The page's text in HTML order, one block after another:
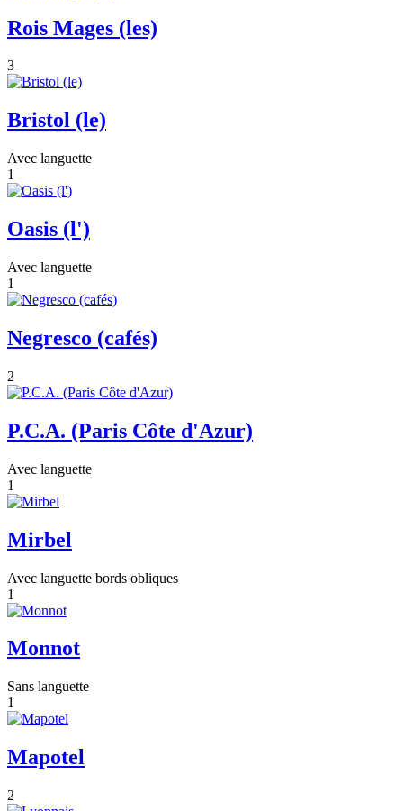
Rois Mages (les)
3
Bristol (le)
Avec languette
1
Oasis (l')
Avec languette
1
Negresco (cafés)
2
P.C.A. (Paris Côte d'Azur)
Avec languette
1
Mirbel
Avec languette bords obliques
1
Monnot
Sans languette
1
Mapotel
2